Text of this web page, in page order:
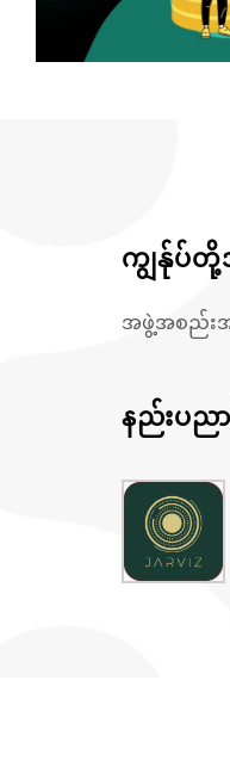
ကျွန်ုပ်တို့
အဖွဲ့အစည်းအ
နည်းပည